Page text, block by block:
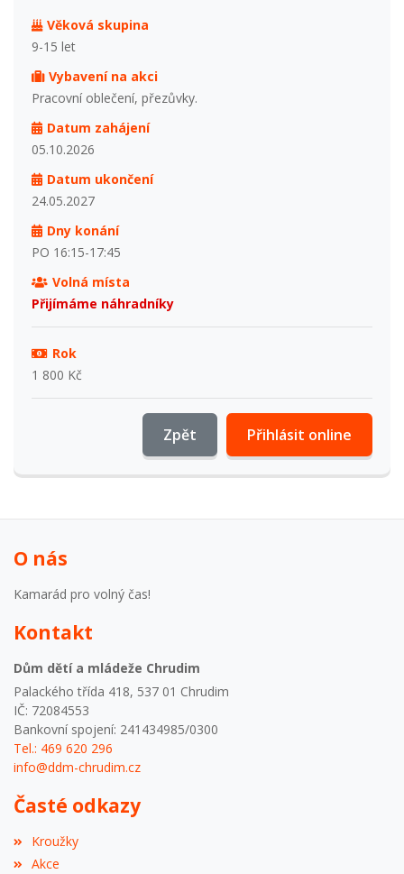
Věková skupina
9-15 let
Vybavení na akci
Pracovní oblečení, přezůvky.
Datum zahájení
05.10.2026
Datum ukončení
24.05.2027
Dny konání
PO 16:15-17:45
Volná místa
Přijímáme náhradníky
Rok
1 800 Kč
Přihlásit online
Zpět
O nás
Kamarád pro volný čas!
Kontakt
Dům dětí a mládeže Chrudim
Palackého třída 418, 537 01 Chrudim
IČ: 72084553
Bankovní spojení: 241434985/0300
Tel.: 469 620 296
info@ddm-chrudim.cz
Časté odkazy
Kroužky
Akce